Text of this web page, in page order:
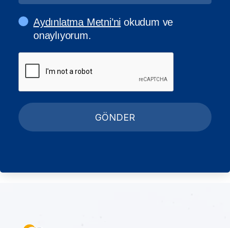
Aydınlatma Metni’ni okudum ve
onaylıyorum.
GÖNDER